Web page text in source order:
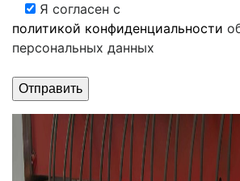
Я согласен с
политикой конфиденциальности
персональных данных